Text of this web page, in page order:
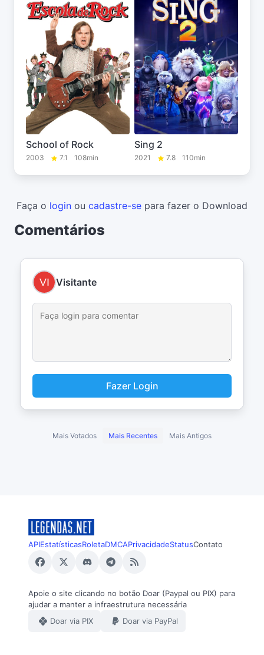
School of Rock
2003 7.1 108min
Sing 2
2021 7.8 110min
Faça o login ou cadastre-se para fazer o Download
Comentários
Visitante
Fazer Login
Mais Votados Mais Recentes Mais Antigos
APIEstatísticasRoletaDMCAPrivacidadeStatusContato
Apoie o site clicando no botão Doar (Paypal ou PIX) para
ajudar a manter a infraestrutura necessária
Doar via PIX
Doar via PayPal